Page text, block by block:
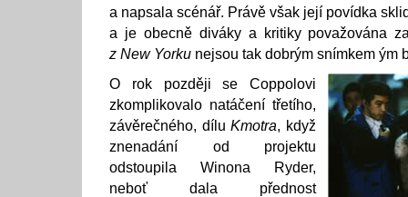
a napsala scénář. Právě však její povídka
a je obecně diváky a kritiky považována
z New Yorku nejsou tak dobrým snímkem ým
O rok později se Coppolovi
zkomplikovalo natáčení třetího,
závěrečného, díluKmotra, když
znenadání od projektu
odstoupila Winona Ryder,
neboť dala přednost